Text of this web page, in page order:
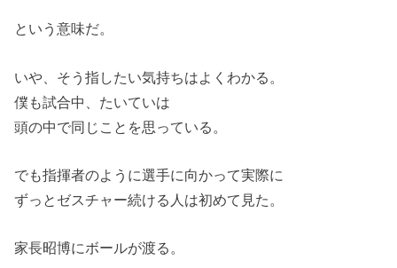
という意味だ。
いや、そう指したい気持ちはよくわかる。
僕も試合中、たいていは
頭の中で同じことを思っている。
でも指揮者のように選手に向かって実際に
ずっとゼスチャー続ける人は初めて見た。
家長昭博にボールが渡る。